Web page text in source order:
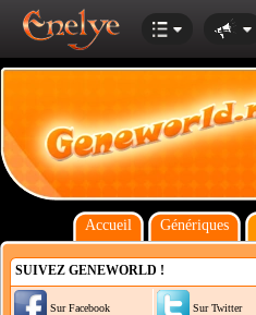
Accueil Génériques
SUIVEZ GENEWORLD !
Sur Facebook Sur Twitter